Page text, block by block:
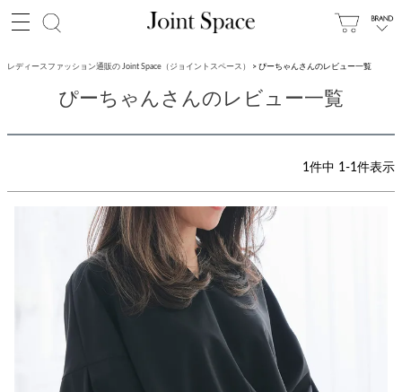
レディースファッション通販の Joint Space（ジョイントスペース） ぴーちゃんさんのレビュー一覧
ぴーちゃんさんのレビュー一覧
1件中 1-1件表示